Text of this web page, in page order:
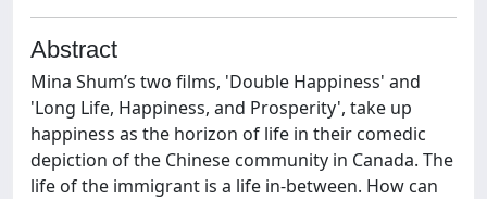
Abstract
Mina Shum’s two films, 'Double Happiness' and
'Long Life, Happiness, and Prosperity', take up
happiness as the horizon of life in their comedic
depiction of the Chinese community in Canada. The
life of the immigrant is a life in-between. How can